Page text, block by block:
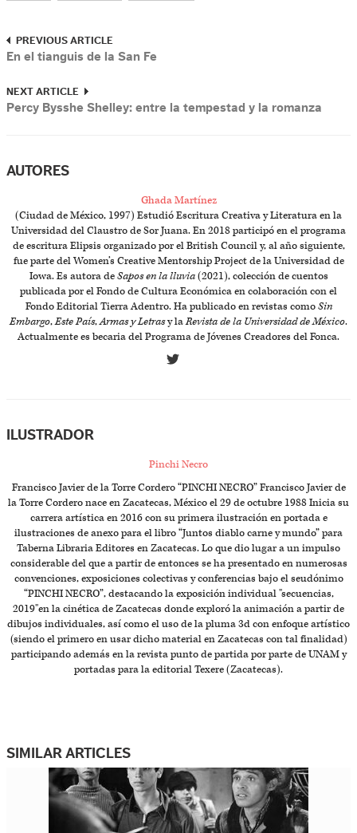
PREVIOUS ARTICLE
En el tianguis de la San Fe
NEXT ARTICLE
Percy Bysshe Shelley: entre la tempestad y la romanza
AUTORES
Ghada Martínez
(Ciudad de México, 1997) Estudió Escritura Creativa y Literatura en la
Universidad del Claustro de Sor Juana. En 2018 participó en el programa
de escritura Elipsis organizado por el British Council y, al año siguiente,
fue parte del Women’s Creative Mentorship Project de la Universidad de
Iowa. Es autora deSapos en la lluvia(2021), colección de cuentos
publicada por el Fondo de Cultura Económica en colaboración con el
Fondo Editorial Tierra Adentro. Ha publicado en revistas comoSin
Embargo,Este País,Armas y Letrasy laRevista de la Universidad de México.
Actualmente es becaria del Programa de Jóvenes Creadores del Fonca.
ILUSTRADOR
Pinchi Necro
Francisco Javier de la Torre Cordero “PINCHI NECRO” Francisco Javier de
la Torre Cordero nace en Zacatecas, México el 29 de octubre 1988 Inicia su
carrera artística en 2016 con su primera ilustración en portada e
ilustraciones de anexo para el libro “Juntos diablo carne y mundo” para
Taberna Libraria Editores en Zacatecas. Lo que dio lugar a un impulso
considerable del que a partir de entonces se ha presentado en numerosas
convenciones, exposiciones colectivas y conferencias bajo el seudónimo
“PINCHI NECRO”, destacando la exposición individual "secuencias,
2019"en la cinética de Zacatecas donde exploró la animación a partir de
dibujos individuales, así como el uso de la pluma 3d con enfoque artístico
(siendo el primero en usar dicho material en Zacatecas con tal finalidad)
participando además en la revista punto de partida por parte de UNAM y
portadas para la editorial Texere (Zacatecas).
SIMILAR ARTICLES